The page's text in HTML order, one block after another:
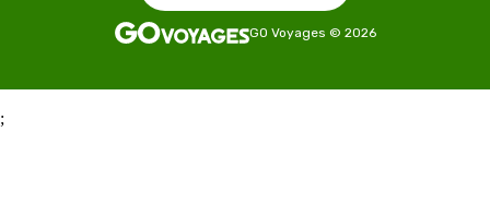
GO Voyages © 2026
;